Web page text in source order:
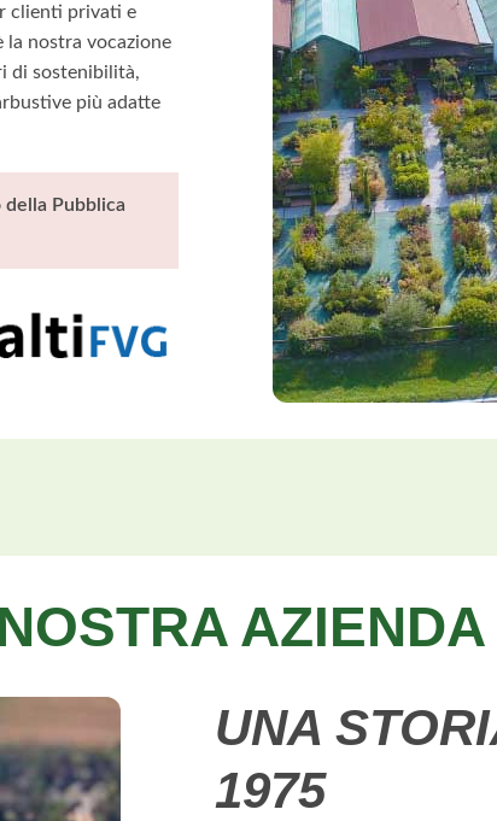
clienti privati e
la nostra vocazione
di sostenibilità,
più adatte
Pubblica
AZIENDA
UNA
1975